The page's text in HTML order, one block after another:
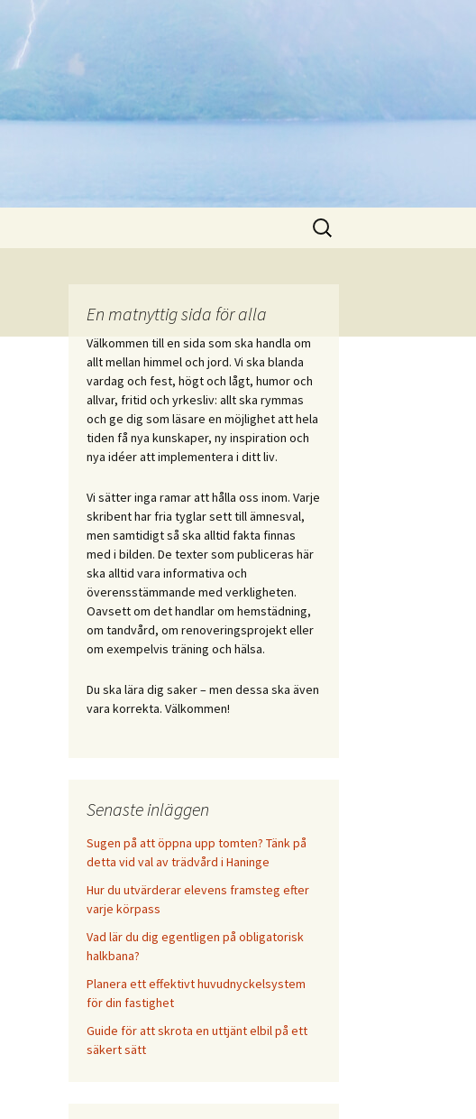
Sök
efter:
En matnyttig sida för alla
Välkommen till en sida som ska handla om
allt mellan himmel och jord. Vi ska blanda
vardag och fest, högt och lågt, humor och
allvar, fritid och yrkesliv: allt ska rymmas
och ge dig som läsare en möjlighet att hela
tiden få nya kunskaper, ny inspiration och
nya idéer att implementera i ditt liv.
Vi sätter inga ramar att hålla oss inom. Varje
skribent har fria tyglar sett till ämnesval,
men samtidigt så ska alltid fakta finnas
med i bilden. De texter som publiceras här
ska alltid vara informativa och
överensstämmande med verkligheten.
Oavsett om det handlar om hemstädning,
om tandvård, om renoveringsprojekt eller
om exempelvis träning och hälsa.
Du ska lära dig saker – men dessa ska även
vara korrekta. Välkommen!
Senaste inläggen
Sugen på att öppna upp tomten? Tänk på
detta vid val av trädvård i Haninge
Hur du utvärderar elevens framsteg efter
varje körpass
Vad lär du dig egentligen på obligatorisk
halkbana?
Planera ett effektivt huvudnyckelsystem
för din fastighet
Guide för att skrota en uttjänt elbil på ett
säkert sätt